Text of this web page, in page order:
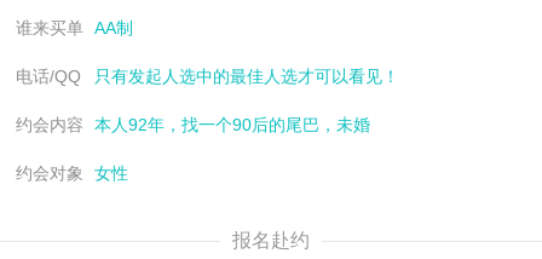
谁来买单 AA制
电话/QQ 只有发起人选中的最佳人选才可以看见！
约会内容 本人92年，找一个90后的尾巴，未婚
约会对象 女性
报名赴约